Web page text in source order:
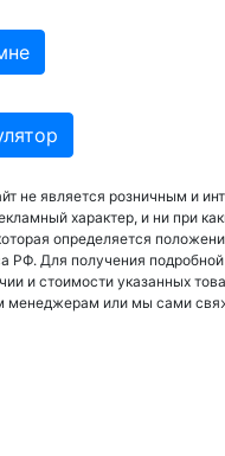
не является розничным и
характер, и ни при
определяется
РФ. Для получения
и стоимости указанных
менеджерам или мы сами